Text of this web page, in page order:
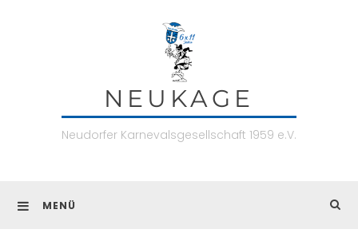
NEUKAGE
Neudorfer Karnevalsgesellschaft 1959 e.V.
MENÜ